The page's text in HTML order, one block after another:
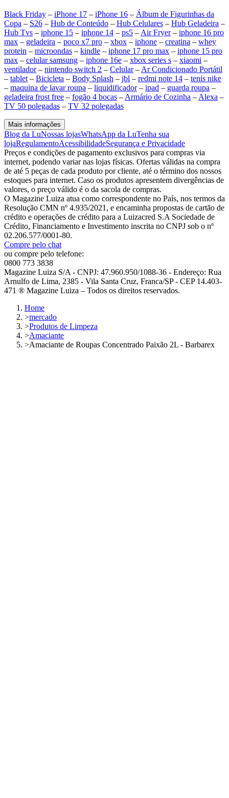
Black Friday – iPhone 17 – iPhone 16 – Álbum de Figurinhas da
Copa – S26 – Hub de Conteúdo – Hub Celulares – Hub Geladeira –
Hub Tvs – iphone 15 – iphone 14 – ps5 – Air Fryer– iphone 16 pro
max – geladeira – poco x7 pro – xbox – iphone – creatina – whey
protein – microondas – kindle – iphone 17 pro max – iphone 15 pro
max – celular samsung – iphone 16e – xbox series s – xiaomi –
ventilador– nintendo switch 2 – Celular– Ar Condicionado Portátil
– tablet – Bicicleta – Body Splash – jbl – redmi note 14 – tenis nike
– maquina de lavar roupa – liquidificador– ipad – guarda roupa –
geladeira frost free – fogão 4 bocas – Armário de Cozinha – Alexa –
TV 50 polegadas – TV 32 polegadas
Mais informações
Blog da LuNossas lojasWhatsApp da LuTenha sua
lojaRegulamentoAcessibilidadeSegurança e Privacidade
Preços e condições de pagamento exclusivos para compras via
internet, podendo variar nas lojas físicas. Ofertas válidas na compra
de até 5 peças de cada produto por cliente, até o término dos nossos
estoques para internet. Caso os produtos apresentem divergências de
valores, o preço válido é o da sacola de compras.
O Magazine Luiza atua como correspondente no País, nos termos da
Resolução CMN nº 4.935/2021, e encaminha propostas de cartão de
crédito e operações de crédito para a Luizacred S.A Sociedade de
Crédito, Financiamento e Investimento inscrita no CNPJ sob o nº
02.206.577/0001-80.
Compre pelo chat
ou compre pelo telefone:
0800 773 3838
Magazine Luiza S/A - CNPJ: 47.960.950/1088-36 - Endereço: Rua
Arnulfo de Lima, 2385 - Vila Santa Cruz, Franca/SP - CEP 14.403-
471 ® Magazine Luiza – Todos os direitos reservados.
Home
>mercado
>Produtos de Limpeza
>Amaciante
>Amaciante de Roupas Concentrado Paixão 2L - Barbarex